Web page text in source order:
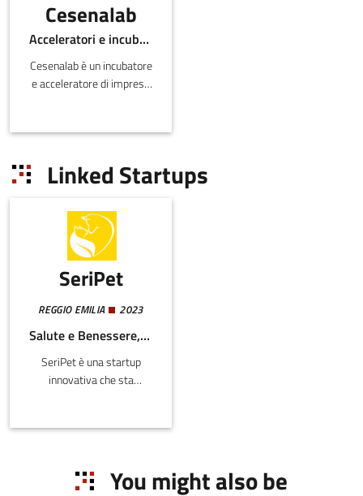
Cesenalab
Acceleratori e incubatori di in-ER
Cesenalab è un incubatore
e acceleratore di imprese
Linked Startups
SeriPet
REGGIO EMILIA 2023
Salute e Benessere, Agroalimentare
SeriPet è una startup
innovativa che sta
domestici con un
scientificamente
avanzato eYou might also be